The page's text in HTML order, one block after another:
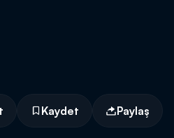
Kaydet Paylaş